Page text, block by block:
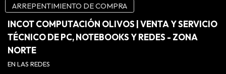
ARREPENTIMIENTO DE COMPRA
INCOT COMPUTACIÓN OLIVOS | VENTA Y SERVICIO
TÉCNICO DE PC, NOTEBOOKS Y REDES - ZONA
NORTE
EN LAS REDES